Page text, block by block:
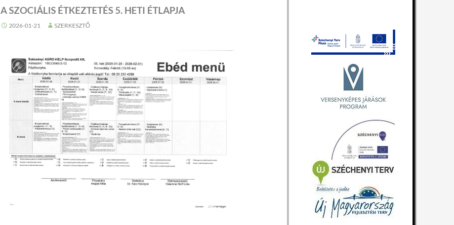
A SZOCIÁLIS ÉTKEZTETÉS 5. HETI ÉTLAPJA
2026-01-21 SZERKESZTŐ